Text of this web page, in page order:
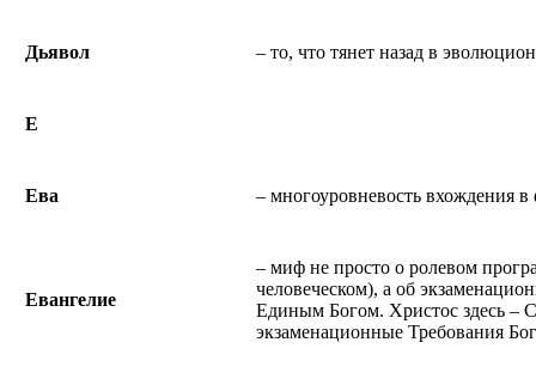
Дьявол – то, что тянет назад в
Е
Ева – многоуровневость вхождения в
Евангелие
– миф не просто о ролевом
человеческом), а об
Единым Богом. Христос здесь –
экзаменационные Требования